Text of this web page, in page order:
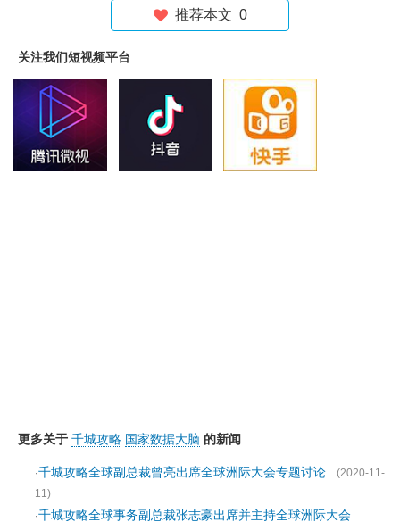
推荐本文 0
关注我们短视频平台
更多关于 千城攻略 国家数据大脑 的新闻
·千城攻略全球副总裁曾亮出席全球洲际大会专题讨论
(2020-11-
11)
·千城攻略全球事务副总裁张志豪出席并主持全球洲际大会